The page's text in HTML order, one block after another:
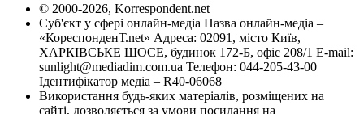
© 2000-2026, Korrespondent.net
Суб'єкт у сфері онлайн-медіа Назва онлайн-медіа –
«КореспонденТ.net» Адреса: 02091, місто Київ,
ХАРКІВСЬКЕ ШОСЕ, будинок 172-Б, офіс 208/1 E-mail:
sunlight@mediadim.com.ua Телефон: 044-205-43-00
Ідентифікатор медіа – R40-06068
Використання будь-яких матеріалів, розміщених на
сайті, дозволяється за умови посилання на